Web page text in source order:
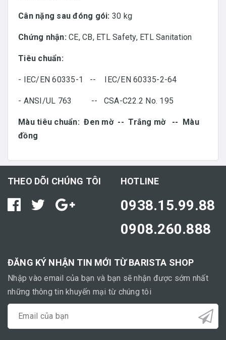
Cân nặng sau đóng gói: 30 kg
Chứng nhận: CE, CB, ETL Safety, ETL Sanitation
Tiêu chuẩn:
- IEC/EN 60335-1 -- IEC/EN 60335-2-64
- ANSI/UL 763 -- CSA-C22.2 No. 195
Màu tiêu chuẩn: Đen mờ -- Trắng mờ -- Màu
đồng
THEO DÕI CHÚNG TÔI HOTLINE
0938.15.99.88
0908.260.888
ĐĂNG KÝ NHẬN TIN MỚI TỪ BARISTA SHOP
Nhập vào email của bạn và bạn sẽ nhận được sớm nhất
những thông tin khuyến mại từ chúng tôi